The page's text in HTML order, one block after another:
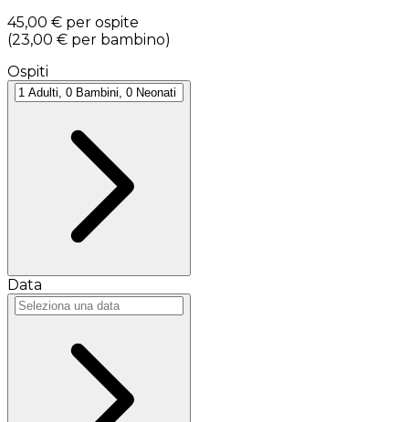
45,00 € per ospite
(23,00 € per bambino)
Ospiti
Data